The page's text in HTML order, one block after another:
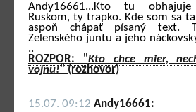
Andy16661...Kto tu
Ruskom, ty trapko. Kde som sa
aspoň chápať písaný text.
Zelenského juntu a jeho
..
ROZPOR: "Kto chce mier,
vojnu!" (rozhovor)
15.07. 09:12 Andy16661: